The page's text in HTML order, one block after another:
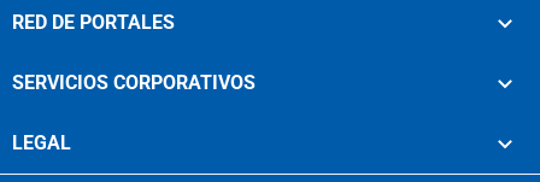
RED DE PORTALES
SERVICIOS CORPORATIVOS
LEGAL